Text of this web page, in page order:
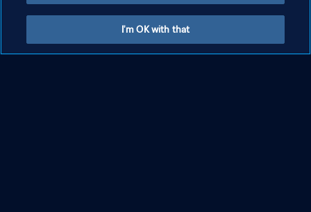
Perù - Marocco | Gruppo 4 | Coppa del
Mondo FIFA Messico 1970 | Highlights
I'm OK with that